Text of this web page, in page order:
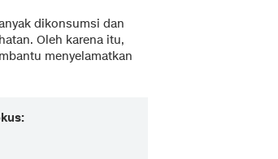
dikonsumsi dan
Oleh karena itu,
menyelamatkan